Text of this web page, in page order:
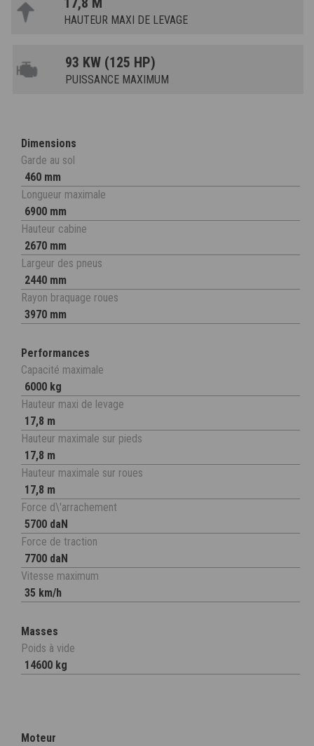
HAUTEUR MAXI DE LEVAGE
93 KW (125 HP)
PUISSANCE MAXIMUM
Dimensions
Garde au sol
460 mm
Longueur maximale
6900 mm
Hauteur cabine
2670 mm
Largeur des pneus
2440 mm
Rayon braquage roues
3970 mm
Performances
Capacité maximale
6000 kg
Hauteur maxi de levage
17,8 m
Hauteur maximale sur pieds
17,8 m
Hauteur maximale sur roues
17,8 m
Force d\'arrachement
5700 daN
Force de traction
7700 daN
Vitesse maximum
35 km/h
Masses
Poids à vide
14600 kg
Moteur